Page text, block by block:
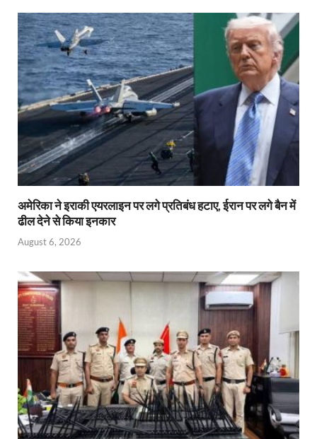
अमेरिका ने इराकी एयरलाइन पर लगे प्रतिबंध हटाए, ईरान पर लगे बैन में
ढील देने से किया इनकार
August 6, 2026